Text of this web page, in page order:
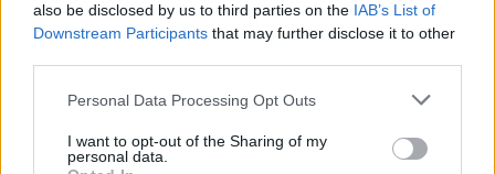
also be disclosed by us to third parties on the IAB’s List of
Downstream Participants that may further disclose it to other
Personal Data Processing Opt Outs
I want to opt-out of the Sharing of my
personal data.